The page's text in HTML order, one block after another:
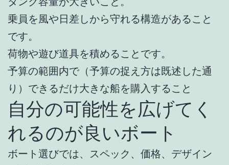
乗員を風や日差しから守れる構造があること
です。
荷物や遊び道具を積めることです。
予算の範囲内で（予算の捉え方は既述した通
り）できるだけ大きな船を購入すること
自分の可能性を広げてく
れるのが良いボート
ボート選びでは、スペック、価格、デザイン